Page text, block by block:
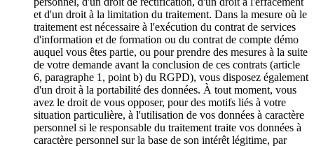
et d'un droit à la limitation du traitement. Dans la mesure où le
traitement est nécessaire à l'exécution du contrat de services
d'information et de formation ou du contrat de compte démo
auquel vous êtes partie, ou pour prendre des mesures à la suite
de votre demande avant la conclusion de ces contrats (article
6, paragraphe 1, point b) du RGPD), vous disposez également
d'un droit à la portabilité des données. À tout moment, vous
avez le droit de vous opposer, pour des motifs liés à votre
situation particulière, à l'utilisation de vos données à caractère
personnel si le responsable du traitement traite vos données à
caractère personnel sur la base de son intérêt légitime, par